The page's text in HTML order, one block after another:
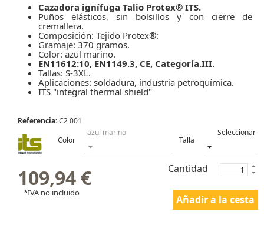
Cazadora ignífuga Talio Protex® ITS.
Puños elásticos, sin bolsillos y con cierre de
cremallera.
Composición: Tejido Protex®:
Gramaje: 370 gramos.
Color: azul marino.
EN11612:10, EN1149.3, CE, Categoría.III.
Tallas: S-3XL.
Aplicaciones: soldadura, industria petroquímica.
ITS "integral thermal shield"
Referencia:C2 001
Color
Talla
109,94 €
*IVA no incluido
Cantidad